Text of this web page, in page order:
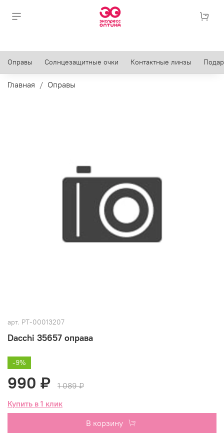
Оправы Солнцезащитные очки Контактные линзы
Главная Оправы
арт. РТ-00013207
Dacchi 35657 оправа
-9%
990 ₽
1 089 ₽
Купить в 1 клик
В корзину